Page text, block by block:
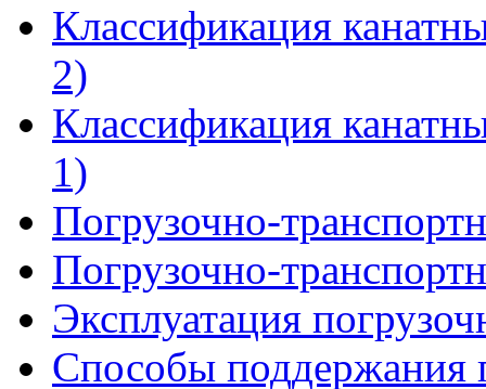
Классификация
2)
Классификация
1)
Погрузочно-
Погрузочно-
Эксплуатация
Способы поддержания